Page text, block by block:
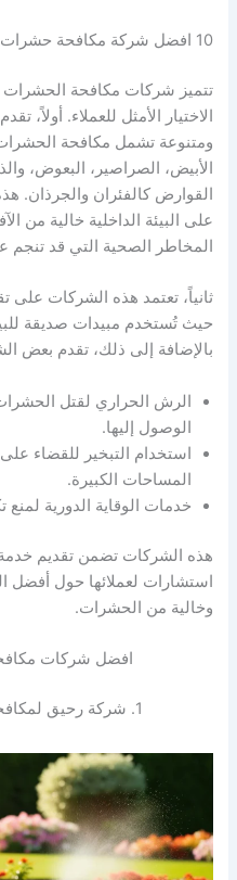
10 افضل شركة مكافحة حشرات في الفيوم
تتميز شركات مكافحة الحشرات
الاختيار الأمثل للعملاء.
ومتنوعة تشمل مكافحة الحشرات
الأبيض، الصراصير، البعوض،
القوارض كالفئران والجرذان.
على البيئة الداخلية خالية من
المخاطر الصحية التي قد
ثانياً، تعتمد هذه الشركات على
حيث تُستخدم مبيدات صديقة
بالإضافة إلى ذلك، تقدم
الرش الحراري لقتل
الوصول إليها.
استخدام التبخير للقضاء
المساحات الكبيرة.
خدمات الوقاية الدورية
هذه الشركات تضمن تقديم خدمة
استشارات لعملائها حول أفضل
وخالية من الحشرات.
افضل شركات
1. شركة رحيق لمكافحة الحشرات في الفيوم